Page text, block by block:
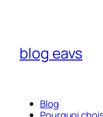
blog eavs
Blog